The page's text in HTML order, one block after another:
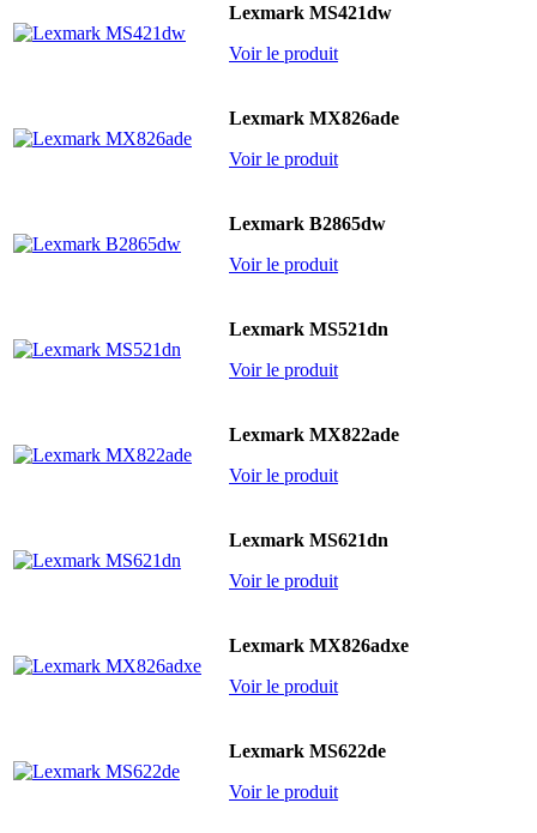
Lexmark MS421dw
Voir le produit
Lexmark MX826ade
Voir le produit
Lexmark B2865dw
Voir le produit
Lexmark MS521dn
Voir le produit
Lexmark MX822ade
Voir le produit
Lexmark MS621dn
Voir le produit
Lexmark MX826adxe
Voir le produit
Lexmark MS622de
Voir le produit